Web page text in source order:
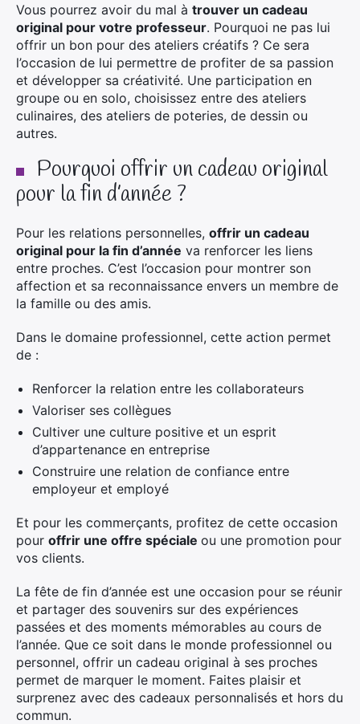
Vous pourrez avoir du mal à trouver un cadeau
original pour votre professeur. Pourquoi ne pas lui
offrir un bon pour des ateliers créatifs ? Ce sera
l’occasion de lui permettre de profiter de sa passion
et développer sa créativité. Une participation en
groupe ou en solo, choisissez entre des ateliers
culinaires, des ateliers de poteries, de dessin ou
autres.
Pourquoi offrir un cadeau original
pour la fin d’année ?
Pour les relations personnelles, offrir un cadeau
original pour la fin d’année va renforcer les liens
entre proches. C’est l’occasion pour montrer son
affection et sa reconnaissance envers un membre de
la famille ou des amis.
Dans le domaine professionnel, cette action permet
de :
Renforcer la relation entre les collaborateurs
Valoriser ses collègues
Cultiver une culture positive et un esprit
d’appartenance en entreprise
Construire une relation de confiance entre
employeur et employé
Et pour les commerçants, profitez de cette occasion
pour offrir une offre spéciale ou une promotion pour
vos clients.
La fête de fin d’année est une occasion pour se réunir
et partager des souvenirs sur des expériences
passées et des moments mémorables au cours de
l’année. Que ce soit dans le monde professionnel ou
personnel, offrir un cadeau original à ses proches
permet de marquer le moment. Faites plaisir et
surprenez avec des cadeaux personnalisés et hors du
commun.